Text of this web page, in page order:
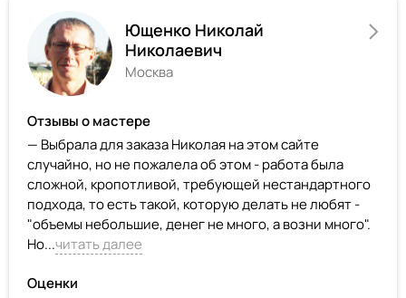
Ющенко Николай
Николаевич
Москва
Отзывы о мастере
— Выбрала для заказа Николая на этом сайте
случайно, но не пожалела об этом - работа была
сложной, кропотливой, требующей нестандартного
подхода, то есть такой, которую делать не любят -
"объемы небольшие, денег не много, а возни много".
Но...читать далее
Оценки